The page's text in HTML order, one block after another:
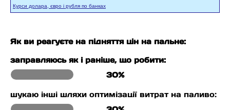
Курси долара, євро і рубля по банках
Як ви реагуєте на підняття цін на пальне:
заправляюсь як і раніше, що робити:
30%
шукаю інші шляхи оптимізації витрат на паливо: